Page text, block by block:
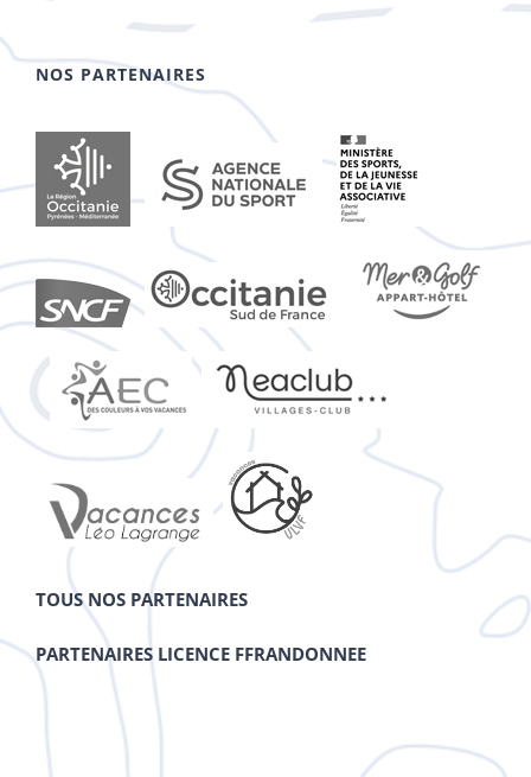
NOS PARTENAIRES
TOUS NOS PARTENAIRES
PARTENAIRES LICENCE FFRANDONNEE